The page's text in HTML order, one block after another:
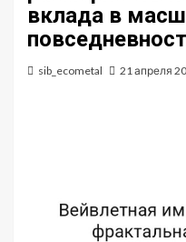
вклада в
sib_ecometal 21 апреля